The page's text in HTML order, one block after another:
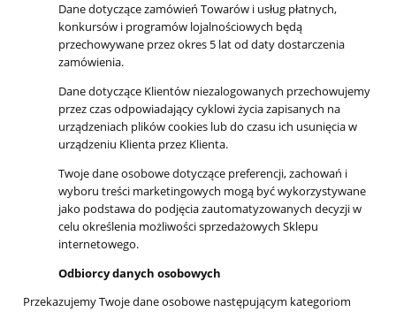
Dane dotyczące zamówień Towarów i usług płatnych,
konkursów i programów lojalnościowych będą
przechowywane przez okres 5 lat od daty dostarczenia
zamówienia.
Dane dotyczące Klientów niezalogowanych przechowujemy
przez czas odpowiadający cyklowi życia zapisanych na
urządzeniach plików cookies lub do czasu ich usunięcia w
urządzeniu Klienta przez Klienta.
Twoje dane osobowe dotyczące preferencji, zachowań i
wyboru treści marketingowych mogą być wykorzystywane
jako podstawa do podjęcia zautomatyzowanych decyzji w
celu określenia możliwości sprzedażowych Sklepu
internetowego.
Odbiorcy danych osobowych
Przekazujemy Twoje dane osobowe następującym kategoriom